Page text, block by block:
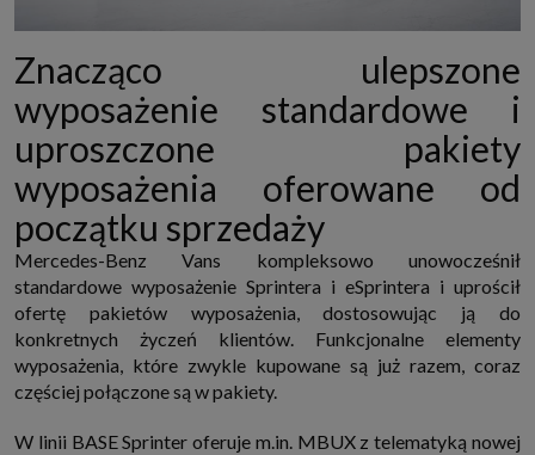
Znacząco ulepszone
wyposażenie standardowe i
uproszczone pakiety
wyposażenia oferowane od
początku sprzedaży
Mercedes-Benz Vans kompleksowo unowocześnił
standardowe wyposażenie Sprintera i eSprintera i uprościł
ofertę pakietów wyposażenia, dostosowując ją do
konkretnych życzeń klientów. Funkcjonalne elementy
wyposażenia, które zwykle kupowane są już razem, coraz
częściej połączone są w pakiety.
W linii BASE Sprinter oferuje m.in. MBUX z telematyką nowej